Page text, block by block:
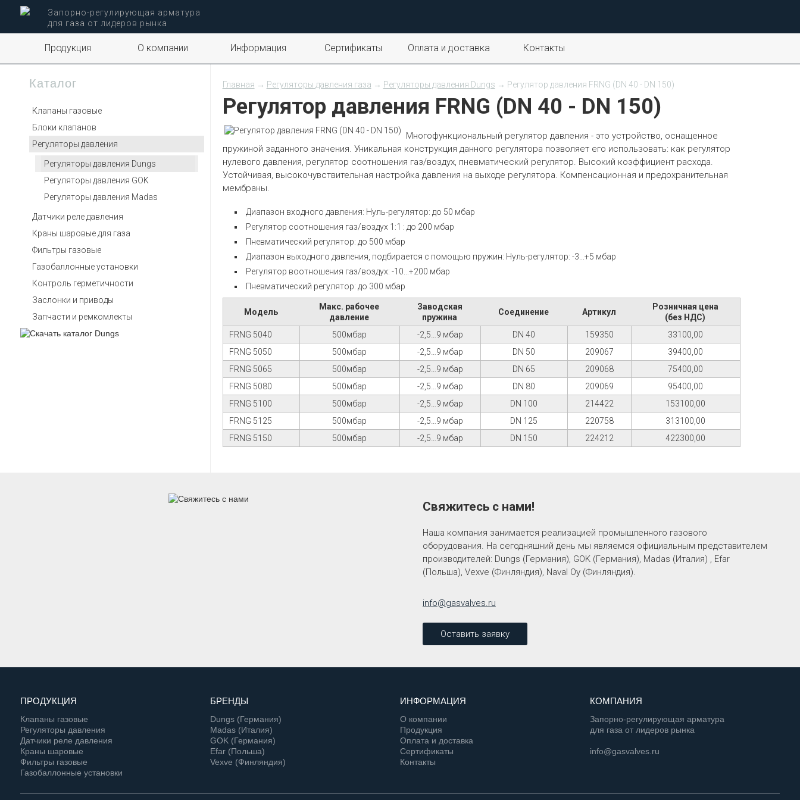
Запорно-регулирующая арматура
для газа от лидеров рынка
Продукция О компании Информация Сертификаты Оплата и доставка Контакты
Каталог
Клапаны газовые
Блоки клапанов
Регуляторы давления
Регуляторы давления Dungs
Регуляторы давления GOK
Регуляторы давления Madas
Датчики реле давления
Краны шаровые для газа
Фильтры газовые
Газобаллонные установки
Контроль герметичности
Заслонки и приводы
Запчасти и ремкомлекты
Главная → Регуляторы давления газа → Регуляторы давления Dungs → Регулятор давления FRNG (DN 40 - DN 150)
Регулятор давления FRNG (DN 40 - DN 150)
Многофункциональный регулятор давления - это устройство, оснащенное
пружиной заданного значения. Уникальная конструкция данного регулятора позволяет его использовать: как регулятор
нулевого давления, регулятор соотношения газ/воздух, пневматический регулятор. Высокий коэффициент расхода.
Устойчивая, высокочувствительная настройка давления на выходе регулятора. Компенсационная и предохранительная
мембраны.
Диапазон входного давления: Нуль-регулятор: до 50 мбар
Регулятор соотношения газ/воздух 1:1 : до 200 мбар
Пневматический регулятор: до 500 мбар
Диапазон выходного давления, подбирается с помощью пружин: Нуль-регулятор: -3...+5 мбар
Регулятор воотношения газ/воздух: -10...+200 мбар
Пневматический регулятор: до 300 мбар
Модель
Макс. рабочее
давление
Заводская
пружина
Соединение Артикул
Розничная цена
(без НДС)
FRNG 5040
500мбар -2,5…9 мбар DN 40 159350
33100,00
FRNG 5050
500мбар -2,5…9 мбар DN 50 209067
39400,00
FRNG 5065
500мбар -2,5…9 мбар DN 65 209068
75400,00
FRNG 5080
500мбар -2,5…9 мбар DN 80 209069
95400,00
FRNG 5100
500мбар -2,5…9 мбар DN 100 214422
153100,00
FRNG 5125
500мбар -2,5…9 мбар DN 125 220758
313100,00
FRNG 5150
500мбар -2,5…9 мбар DN 150 224212 422300,00
Свяжитесь с нами!
Наша компания занимается реализацией промышленного газового
оборудования. На сегодняшний день мы являемся официальным представителем
производителей: Dungs (Германия), GOK (Германия), Madas (Италия) , Efar
(Польша), Vexve (Финляндия), Naval Oy (Финляндия).
info@gasvalves.ru
Оставить заявку
ПРОДУКЦИЯ
Клапаны газовые
Регуляторы давления
Датчики реле давления
Краны шаровые
Фильтры газовые
Газобаллонные установки
БРЕНДЫ
Dungs (Германия)
Madas (Италия)
GOK (Германия)
Efar (Польша)
Vexve (Финляндия)
ИНФОРМАЦИЯ
О компании
Продукция
Оплата и доставка
Сертификаты
Контакты
КОМПАНИЯ
Запорно-регулирующая арматура
для газа от лидеров рынка
info@gasvalves.ru